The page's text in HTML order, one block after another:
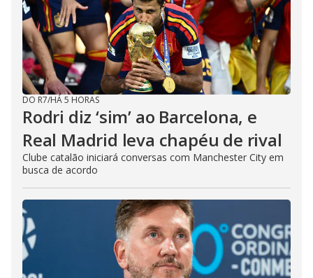
DO R7/HÁ 5 HORAS
Rodri diz ‘sim’ ao Barcelona, e
Real Madrid leva chapéu de rival
Clube catalão iniciará conversas com Manchester City em
busca de acordo